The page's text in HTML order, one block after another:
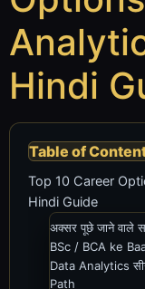
Hindi
Table of
Top 10 Career
Hindi Guide
अक्सर पूछे जाने वाले
BSc / BCA ke
Data Analytics
Path